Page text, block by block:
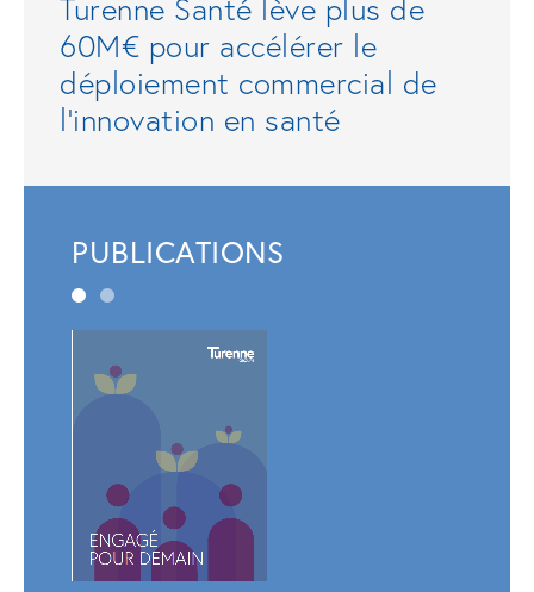
Turenne Santé lève plus de
60M€ pour accélérer le
déploiement commercial de
l'innovation en santé
PUBLICATIONS